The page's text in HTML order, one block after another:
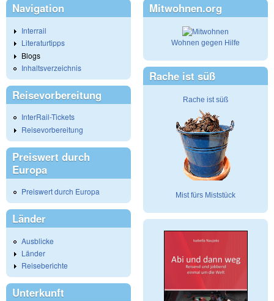
Navigation
Interrail
Literaturtipps
Blogs
Inhaltsverzeichnis
Reisevorbereitung
InterRail-Tickets
Reisevorbereitung
Preiswert durch
Europa
Preiswert durch Europa
Länder
Ausblicke
Länder
Reiseberichte
Unterkunft
Mitwohnen.org
Wohnen gegen Hilfe
Rache ist süß
Rache ist süß
Mist fürs Miststück